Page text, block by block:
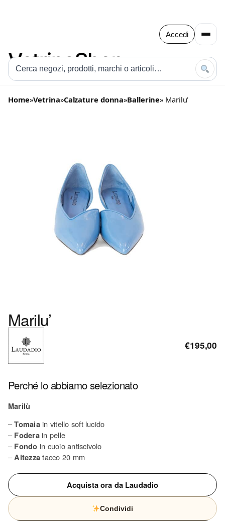
Accedi
Home»Vetrina»Calzature donna»Ballerine» Marilu’
Marilu’
€195,00
Perché lo abbiamo selezionato
Marilù
–Tomaiain vitello soft lucido
–Foderain pelle
–Fondo in cuoio antiscivolo
–Altezzatacco 20 mm
Acquista ora da Laudadio
Condividi